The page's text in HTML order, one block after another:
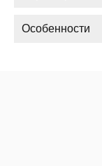
Особенности